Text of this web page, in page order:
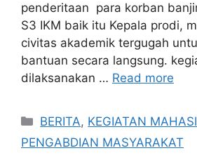
penderitaan para korban
S3 IKM baik itu Kepala prodi,
civitas akademik tergugah
bantuan secara langsung.
dilaksanakan … Read more
Categories
BERITA, KEGIATAN
PENGABDIAN MASYARAKAT